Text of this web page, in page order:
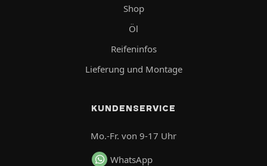
Shop
Öl
Reifeninfos
Lieferung und Montage
KUNDENSERVICE
Mo.-Fr. von 9-17 Uhr
WhatsApp